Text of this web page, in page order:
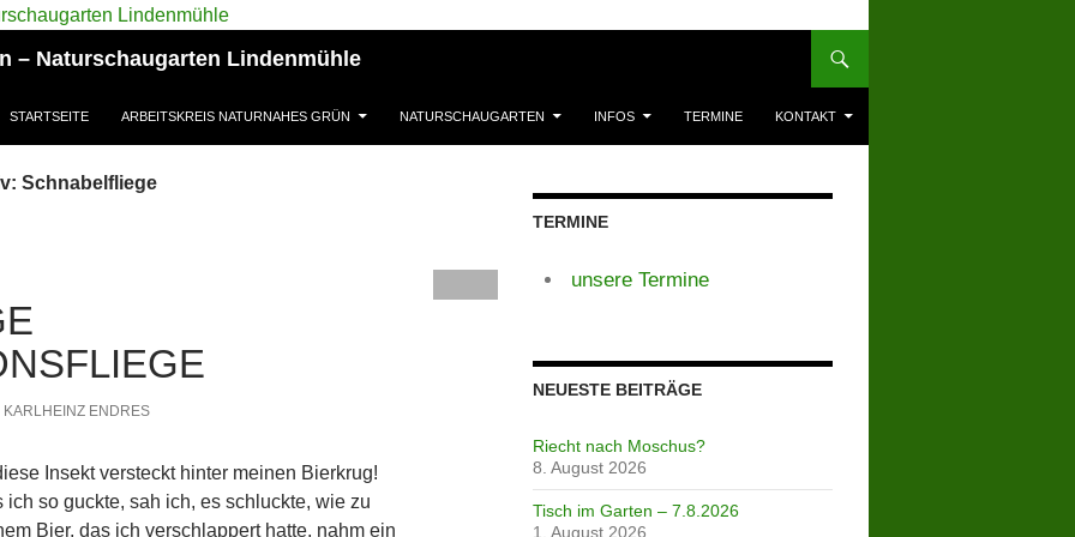
– Naturschaugarten Lindenmühle
STARTSEITE ARBEITSKREIS NATURNAHES GRÜN NATURSCHAUGARTEN INFOS TERMINE KONTAKT
Schnabelfliege
KARLHEINZ ENDRES
Insekt versteckt hinter meinen Bierkrug!
ich so guckte, sah ich, es schluckte, wie zu
Bier, das ich verschlappert hatte, nahm ein
TERMINE
unsere Termine
NEUESTE BEITRÄGE
Riecht nach Moschus?
8. August 2026
Tisch im Garten – 7.8.2026
1. August 2026